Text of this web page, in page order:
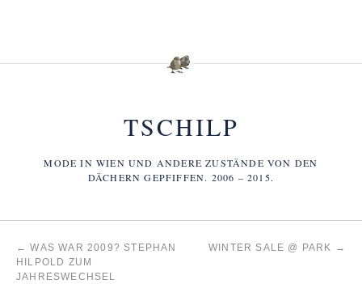
TSCHILP
MODE IN WIEN UND ANDERE ZUSTÄNDE VON DEN
DÄCHERN GEPFIFFEN. 2006 – 2015.
← WAS WAR 2009? STEPHAN
HILPOLD ZUM
JAHRESWECHSEL
WINTER SALE @ PARK →